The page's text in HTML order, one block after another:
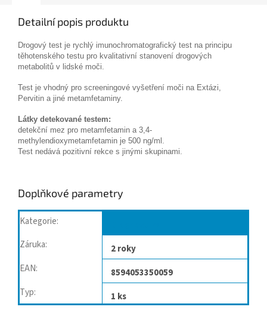
Detailní popis produktu
Drogový test je rychlý imunochromatografický test na principu
těhotenského testu pro kvalitativní stanovení drogových
metabolitů v lidské moči.
Test je vhodný pro screeningové vyšetření moči na Extázi,
Pervitin a jiné metamfetaminy.
Látky detekované testem:
detekční mez pro metamfetamin a 3,4-
methylendioxymetamfetamin je 500 ng/ml.
Test nedává pozitivní rekce s jinými skupinami.
Doplňkové parametry
Kategorie:
Záruka:
2 roky
EAN:
8594053350059
Typ: 1 ks